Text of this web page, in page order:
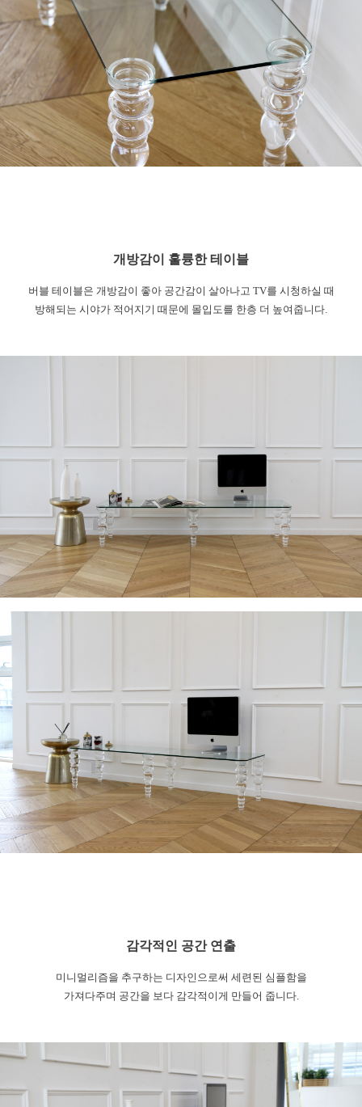
개방감이 훌륭한 테이블
버블 테이블은 개방감이 좋아 공간감이 살아나고 TV를 시청하실 때
방해되는 시야가 적어지기 때문에 몰입도를 한층 더 높여줍니다.
감각적인 공간 연출
미니멀리즘을 추구하는 디자인으로써 세련된 심플함을
가져다주며 공간을 보다 감각적이게 만들어 줍니다.